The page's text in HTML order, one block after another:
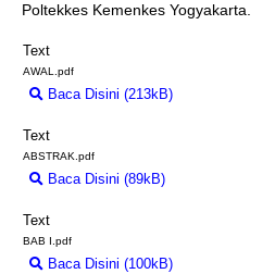
Poltekkes Kemenkes Yogyakarta.
Text
AWAL.pdf
Baca Disini (213kB)
Text
ABSTRAK.pdf
Baca Disini (89kB)
Text
BAB I.pdf
Baca Disini (100kB)